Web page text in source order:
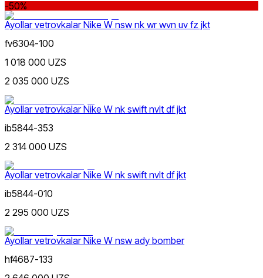
Qizil
Yashil
Siyohrang
dan
gacha
Chegirma
Yangi mahsulotlar
-50%
Ayollar vetrovkalar Nike W nsw nk wr wvn uv fz jkt
fv6304-100
1 018 000 UZS
2 035 000 UZS
Ayollar vetrovkalar Nike W nk swift nvlt df jkt
ib5844-353
2 314 000 UZS
Ayollar vetrovkalar Nike W nk swift nvlt df jkt
ib5844-010
2 295 000 UZS
Ayollar vetrovkalar Nike W nsw ady bomber
hf4687-133